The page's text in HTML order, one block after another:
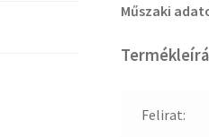
Műszaki
Felirat: